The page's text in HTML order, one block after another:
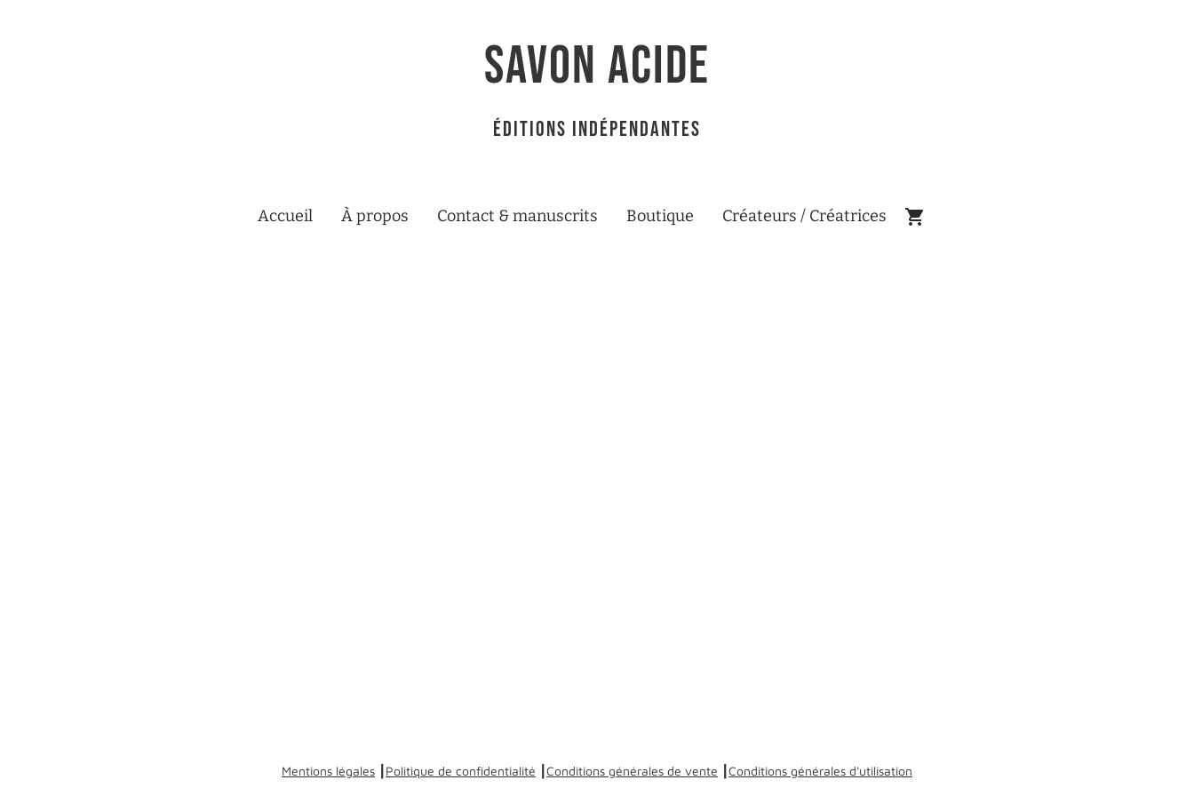
SAVON ACIDE
éditions indépendantes
Accueil À propos Contact & manuscrits Boutique Créateurs / Créatrices
Mentions légales Politique de confidentialité Conditions générales de vente Conditions générales d'utilisation